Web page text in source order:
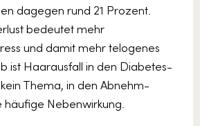
dagegen rund 21 Prozent.
bedeutet mehr
und damit mehr telogenes
ist Haarausfall in den Diabetes-
Thema, in den Abnehm-
Nebenwirkung.